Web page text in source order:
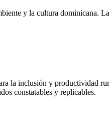
y la cultura dominicana.
la inclusión y productividad
constatables y replicables.